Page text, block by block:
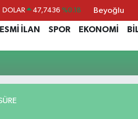
DOLAR 47,7436 %0.18
EURO 55,2510 %0.32
Beyoğlu
İLAN SPOR EKONOMİ